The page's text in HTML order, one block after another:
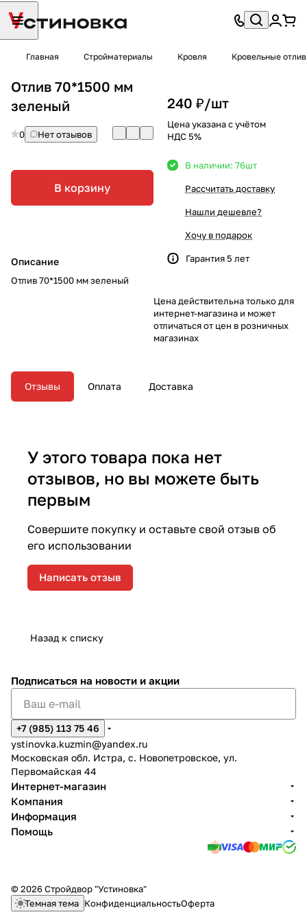
Главная Стройматериалы Кровля Кровельные
Отлив 70*1500 мм
зеленый
0 Нет отзывов
В корзину
Описание
Отлив 70*1500 мм зеленый
240 ₽/шт
Цена указана с учётом
НДС 5%
В наличии: 76шт
Рассчитать доставку
Нашли дешевле?
Хочу в подарок
Гарантия 5 лет
Цена действительна только для
интернет-магазина и может
отличаться от цен в розничных
магазинах
Отзывы Оплата Доставка
У этого товара пока нет
отзывов, но вы можете быть
первым
Совершите покупку и оставьте свой отзыв об
его использовании
Написать отзыв
Назад к списку
Подписаться на новости и акции
+7 (985) 113 75 46
ystinovka.kuzmin@yandex.ru
Московская обл. Истра, с. Новопетровское, ул.
Первомайская 44
Интернет-магазин
Компания
Информация
Помощь
© 2026 Стройдвор "Устиновка"
Темная тема КонфиденциальностьОферта